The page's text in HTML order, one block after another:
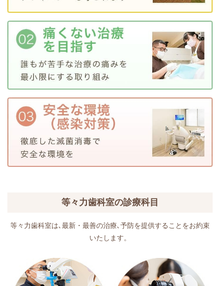
等々力歯科室の診療科目
等々力歯科室は､最新・最善の治療､予防を提供することをお約束
いたします。